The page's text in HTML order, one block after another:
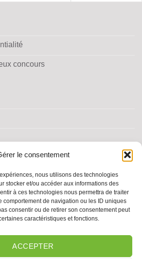
le consentement
nous utilisons des technologies
stocker et/ou accéder aux informations des
à ces technologies nous permettra de traiter
comportement de navigation ou les ID uniques
consentir ou de retirer son consentement peut
caractéristiques et fonctions.
ACCEPTER
concours
MA PHARMACIE